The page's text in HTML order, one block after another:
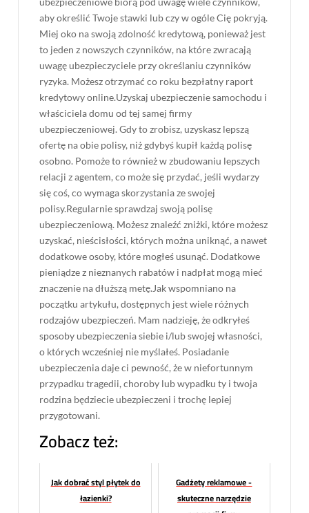
aby określić Twoje stawki lub czy w ogóle Cię pokryją.
Miej oko na swoją zdolność kredytową, ponieważ jest
to jeden z nowszych czynników, na które zwracają
uwagę ubezpieczyciele przy określaniu czynników
ryzyka. Możesz otrzymać co roku bezpłatny raport
kredytowy online.Uzyskaj ubezpieczenie samochodu i
właściciela domu od tej samej firmy
ubezpieczeniowej. Gdy to zrobisz, uzyskasz lepszą
ofertę na obie polisy, niż gdybyś kupił każdą polisę
osobno. Pomoże to również w zbudowaniu lepszych
relacji z agentem, co może się przydać, jeśli wydarzy
się coś, co wymaga skorzystania ze swojej
polisy.Regularnie sprawdzaj swoją polisę
ubezpieczeniową. Możesz znaleźć zniżki, które możesz
uzyskać, nieścisłości, których można uniknąć, a nawet
dodatkowe osoby, które mogłeś usunąć. Dodatkowe
pieniądze z nieznanych rabatów i nadpłat mogą mieć
znaczenie na dłuższą metę.Jak wspomniano na
początku artykułu, dostępnych jest wiele różnych
rodzajów ubezpieczeń. Mam nadzieję, że odkryłeś
sposoby ubezpieczenia siebie i/lub swojej własności,
o których wcześniej nie myślałeś. Posiadanie
ubezpieczenia daje ci pewność, że w niefortunnym
przypadku tragedii, choroby lub wypadku ty i twoja
rodzina będziecie ubezpieczeni i trochę lepiej
przygotowani.
Zobacz też:
Jak dobrać styl płytek do
łazienki?
Gadżety reklamowe -
skuteczne narzędzie